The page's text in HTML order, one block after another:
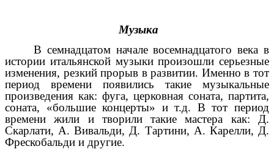
Музыка
В семнадцатом начале восемнадцатого века в
истории итальянской музыки произошли серьезные
изменения, резкий прорыв в развитии. Именно в тот
период времени появились такие музыкальные
произведения как: фуга, церковная соната, партита,
соната, «большие концерты» и т.д. В тот период
времени жили и творили такие мастера как: Д.
Скарлати, А. Вивальди, Д. Тартини, А. Карелли, Д.
Фрескобальди и другие.